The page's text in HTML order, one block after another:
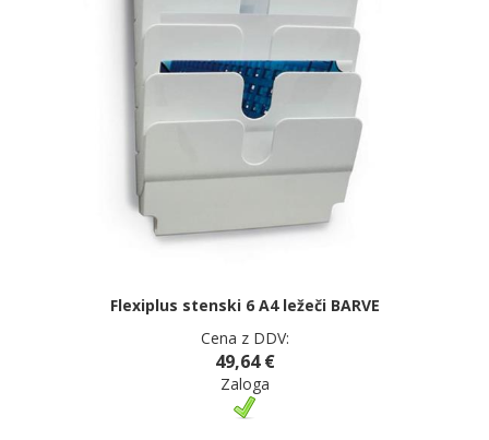
Flexiplus stenski 6 A4 ležeči BARVE
Cena z DDV:
49,64 €
Zaloga